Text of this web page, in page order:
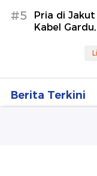
#5
Pria di
Kabel
Berita Terkini